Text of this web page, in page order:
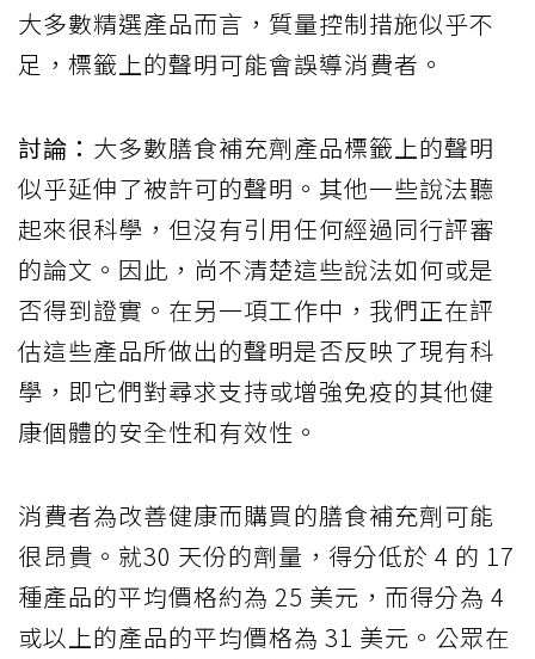
大多數精選產品而言，質量控制措施似乎不
足，標籤上的聲明可能會誤導消費者。
討論： 大多數膳食補充劑產品標籤上的聲明
似乎延伸了被許可的聲明。其他一些說法聽
起來很科學，但沒有引用任何經過同行評審
的論文。因此，尚不清楚這些說法如何或是
否得到證實。在另一項工作中，我們正在評
估這些產品所做出的聲明是否反映了現有科
學，即它們對尋求支持或增強免疫的其他健
康個體的安全性和有效性。
消費者為改善健康而購買的膳食補充劑可能
很昂貴。就30 天份的劑量，得分低於 4 的 17
種產品的平均價格約為 25 美元，而得分為 4
或以上的產品的平均價格為 31 美元。公眾在